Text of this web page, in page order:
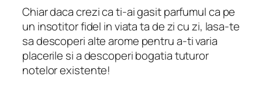
Chiar daca crezi ca ti-ai gasit parfumul ca pe
un insotitor fidel in viata ta de zi cu zi, lasa-te
sa descoperi alte arome pentru a-ti varia
placerile si a descoperi bogatia tuturor
notelor existente!